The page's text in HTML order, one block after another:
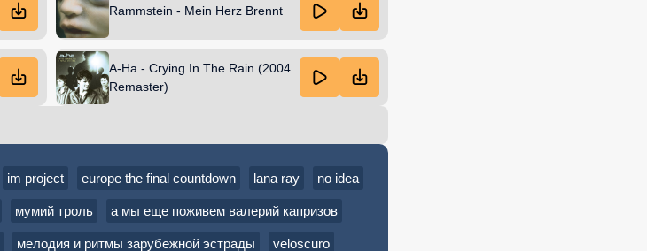
Rammstein - Mein Herz Brennt
A-Ha - Crying In The Rain (2004
Remaster)
im project europe the final countdown lana ray no idea
мумий троль а мы еще поживем валерий капризов
мелодия и ритмы зарубежной эстрады veloscuro